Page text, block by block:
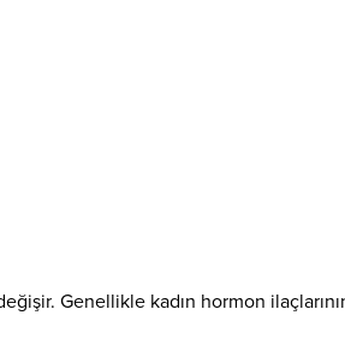
Genellikle kadın hormon